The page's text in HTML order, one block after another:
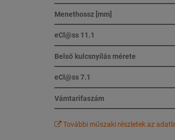
Menethossz [mm]
eCl@ss 11.1
Belső kulcsnyílás mérete
eCl@ss 7.1
Vámtarifaszám
További műszaki részletek az